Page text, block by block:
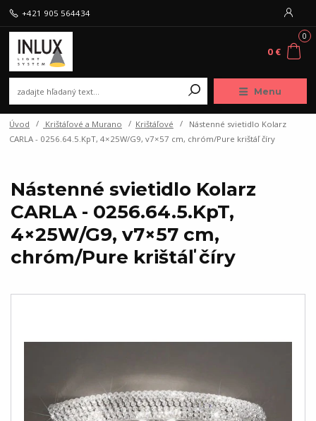
Menu
+421 905 564434
0
0 €
Úvod Krištáľové a Murano Krištáľové
Nástenné svietidlo Kolarz
CARLA - 0256.64.5.KpT, 4×25W/G9, v7×57 cm, chróm/Pure krištáľ číry
Nástenné svietidlo Kolarz
CARLA - 0256.64.5.KpT,
4×25W/G9, v7×57 cm,
chróm/Pure krištáľ číry